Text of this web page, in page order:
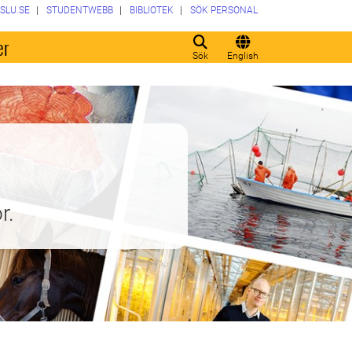
Sök English
SLU.SE STUDENTWEBB BIBLIOTEK SÖK PERSONAL